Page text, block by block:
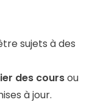
sujets à des
des coursou
à jour.